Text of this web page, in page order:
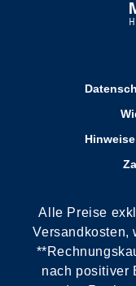
Alle Preise
Versandkosten,
nach positiver